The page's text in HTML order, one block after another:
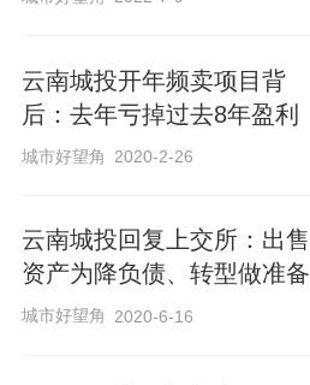
云南城投开年频卖项目背
后：去年亏掉过去8年盈利
城市好望角 2020-2-26
云南城投回复上交所：出售
资产为降负债、转型做准备
城市好望角 2020-6-16